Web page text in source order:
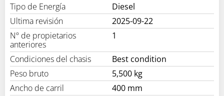
Tipo de Energía
Diesel
Ultima revisión
2025-09-22
Nº de propietarios
anteriores
1
Condiciones del chasis
Best condition
Peso bruto
5,500 kg
Ancho de carril
400 mm